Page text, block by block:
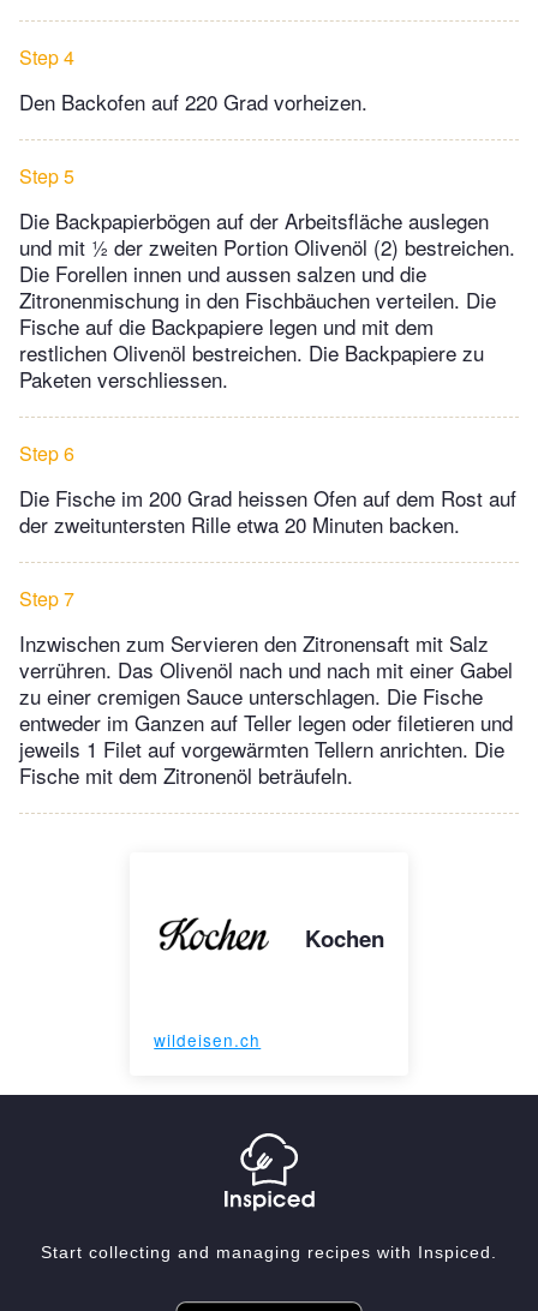
Step 4
Den Backofen auf 220 Grad vorheizen.
Step 5
Die Backpapierbögen auf der Arbeitsfläche auslegen
und mit ½ der zweiten Portion Olivenöl (2) bestreichen.
Die Forellen innen und aussen salzen und die
Zitronenmischung in den Fischbäuchen verteilen. Die
Fische auf die Backpapiere legen und mit dem
restlichen Olivenöl bestreichen. Die Backpapiere zu
Paketen verschliessen.
Step 6
Die Fische im 200 Grad heissen Ofen auf dem Rost auf
der zweituntersten Rille etwa 20 Minuten backen.
Step 7
Inzwischen zum Servieren den Zitronensaft mit Salz
verrühren. Das Olivenöl nach und nach mit einer Gabel
zu einer cremigen Sauce unterschlagen. Die Fische
entweder im Ganzen auf Teller legen oder filetieren und
jeweils 1 Filet auf vorgewärmten Tellern anrichten. Die
Fische mit dem Zitronenöl beträufeln.
Kochen
wildeisen.ch
Start collecting and managing recipes with Inspiced.